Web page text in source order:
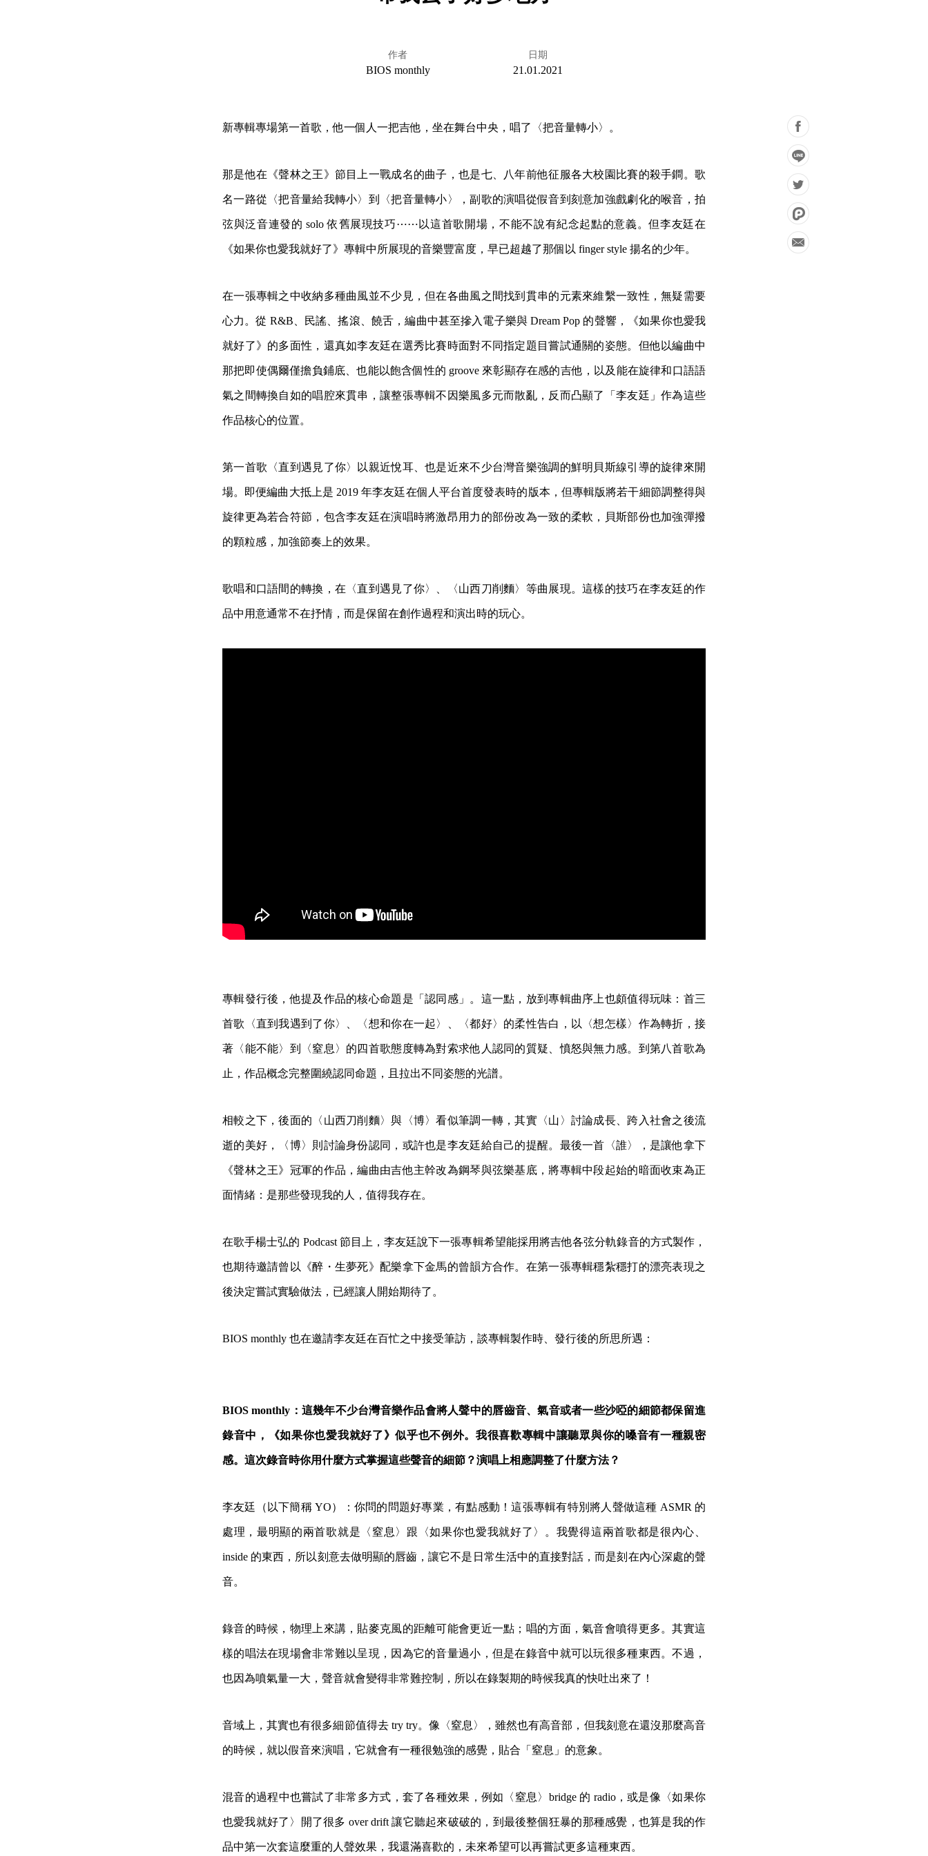
作者
BIOS monthly
日期
21.01.2021
新專輯專場第一首歌，他一個人一把吉他，坐在舞台中央，唱了〈把音量轉小〉。
那是他在《聲林之王》節目上一戰成名的曲子，也是七、八年前他征服各大校園比賽的殺手鐧。歌
名一路從〈把音量給我轉小〉到〈把音量轉小〉，副歌的演唱從假音到刻意加強戲劇化的喉音，拍
弦與泛音連發的 solo 依舊展現技巧⋯⋯以這首歌開場，不能不說有紀念起點的意義。但李友廷在
《如果你也愛我就好了》專輯中所展現的音樂豐富度，早已超越了那個以 finger style 揚名的少年。
在一張專輯之中收納多種曲風並不少見，但在各曲風之間找到貫串的元素來維繫一致性，無疑需要
心力。從 R&B、民謠、搖滾、饒舌，編曲中甚至摻入電子樂與 Dream Pop 的聲響，《如果你也愛我
就好了》的多面性，還真如李友廷在選秀比賽時面對不同指定題目嘗試通關的姿態。但他以編曲中
那把即使偶爾僅擔負鋪底、也能以飽含個性的 groove 來彰顯存在感的吉他，以及能在旋律和口語語
氣之間轉換自如的唱腔來貫串，讓整張專輯不因樂風多元而散亂，反而凸顯了「李友廷」作為這些
作品核心的位置。
第一首歌〈直到遇見了你〉以親近悅耳、也是近來不少台灣音樂強調的鮮明貝斯線引導的旋律來開
場。即便編曲大抵上是 2019 年李友廷在個人平台首度發表時的版本，但專輯版將若干細節調整得與
旋律更為若合符節，包含李友廷在演唱時將激昂用力的部份改為一致的柔軟，貝斯部份也加強彈撥
的顆粒感，加強節奏上的效果。
歌唱和口語間的轉換，在〈直到遇見了你〉、〈山西刀削麵〉等曲展現。這樣的技巧在李友廷的作
品中用意通常不在抒情，而是保留在創作過程和演出時的玩心。
專輯發行後，他提及作品的核心命題是「認同感」。這一點，放到專輯曲序上也頗值得玩味：首三
首歌〈直到我遇到了你〉、〈想和你在一起〉、〈都好〉的柔性告白，以〈想怎樣〉作為轉折，接
著〈能不能〉到〈窒息〉的四首歌態度轉為對索求他人認同的質疑、憤怒與無力感。到第八首歌為
止，作品概念完整圍繞認同命題，且拉出不同姿態的光譜。
相較之下，後面的〈山西刀削麵〉與〈博〉看似筆調一轉，其實〈山〉討論成長、跨入社會之後流
逝的美好，〈博〉則討論身份認同，或許也是李友廷給自己的提醒。最後一首〈誰〉，是讓他拿下
《聲林之王》冠軍的作品，編曲由吉他主幹改為鋼琴與弦樂基底，將專輯中段起始的暗面收束為正
面情緒：是那些發現我的人，值得我存在。
在歌手楊士弘的 Podcast 節目上，李友廷說下一張專輯希望能採用將吉他各弦分軌錄音的方式製作，
也期待邀請曾以《醉・生夢死》配樂拿下金馬的曾韻方合作。在第一張專輯穩紮穩打的漂亮表現之
後決定嘗試實驗做法，已經讓人開始期待了。
BIOS monthly 也在邀請李友廷在百忙之中接受筆訪，談專輯製作時、發行後的所思所遇：
BIOS monthly：這幾年不少台灣音樂作品會將人聲中的唇齒音、氣音或者一些沙啞的細節都保留進
錄音中，《如果你也愛我就好了》似乎也不例外。我很喜歡專輯中讓聽眾與你的嗓音有一種親密
感。這次錄音時你用什麼方式掌握這些聲音的細節？演唱上相應調整了什麼方法？
李友廷（以下簡稱 YO）：你問的問題好專業，有點感動！這張專輯有特別將人聲做這種 ASMR 的
處理，最明顯的兩首歌就是〈窒息〉跟〈如果你也愛我就好了〉。我覺得這兩首歌都是很內心、
inside 的東西，所以刻意去做明顯的唇齒，讓它不是日常生活中的直接對話，而是刻在內心深處的聲
音。
錄音的時候，物理上來講，貼麥克風的距離可能會更近一點；唱的方面，氣音會噴得更多。其實這
樣的唱法在現場會非常難以呈現，因為它的音量過小，但是在錄音中就可以玩很多種東西。不過，
也因為噴氣量一大，聲音就會變得非常難控制，所以在錄製期的時候我真的快吐出來了！
音域上，其實也有很多細節值得去 try try。像〈窒息〉，雖然也有高音部，但我刻意在還沒那麼高音
的時候，就以假音來演唱，它就會有一種很勉強的感覺，貼合「窒息」的意象。
混音的過程中也嘗試了非常多方式，套了各種效果，例如〈窒息〉bridge 的 radio，或是像〈如果你
也愛我就好了〉開了很多 over drift 讓它聽起來破破的，到最後整個狂暴的那種感覺，也算是我的作
品中第一次套這麼重的人聲效果，我還滿喜歡的，未來希望可以再嘗試更多這種東西。